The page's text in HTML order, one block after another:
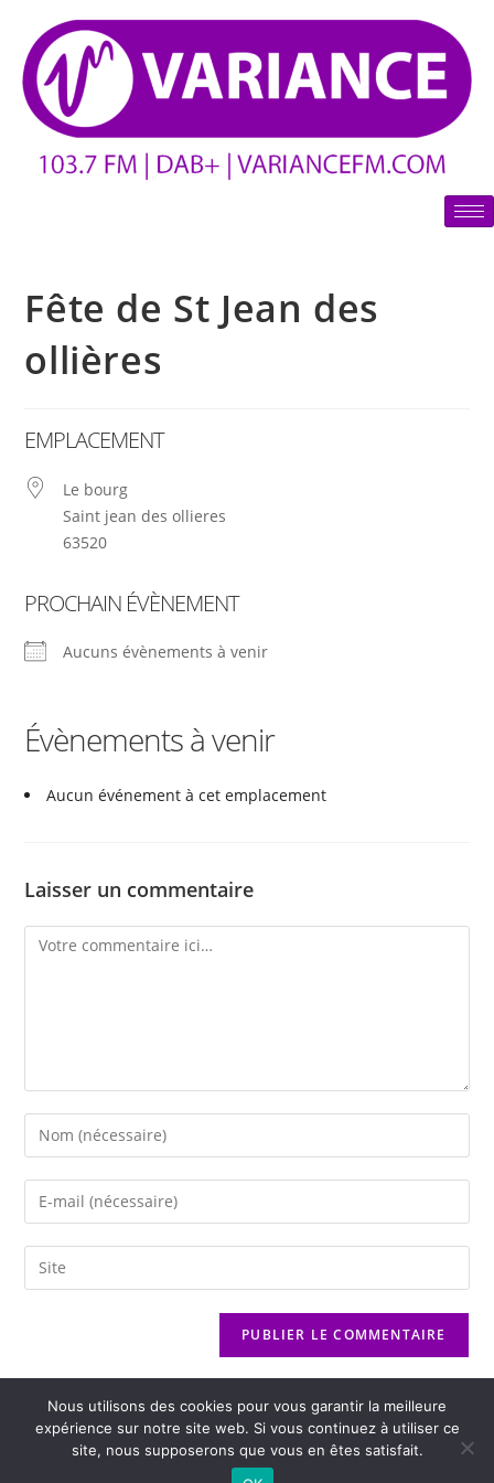
Fête de St Jean des
ollières
EMPLACEMENT
Le bourg
Saint jean des ollieres
63520
PROCHAIN ÉVÈNEMENT
Aucuns évènements à venir
Évènements à venir
Aucun événement à cet emplacement
Laisser un commentaire
Nous utilisons des cookies pour vous garantir la meilleure
expérience sur notre site web. Si vous continuez à utiliser ce
site, nous supposerons que vous en êtes satisfait.